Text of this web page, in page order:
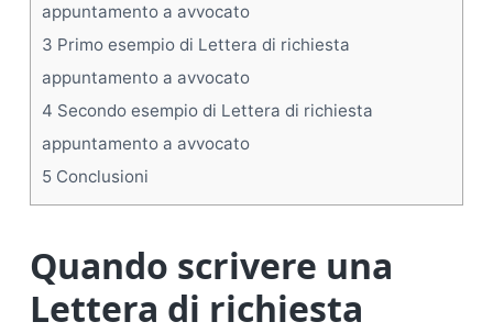
appuntamento a avvocato
3 Primo esempio di Lettera di richiesta
appuntamento a avvocato
4 Secondo esempio di Lettera di richiesta
appuntamento a avvocato
5Conclusioni
Quando scrivere una
Lettera di richiesta